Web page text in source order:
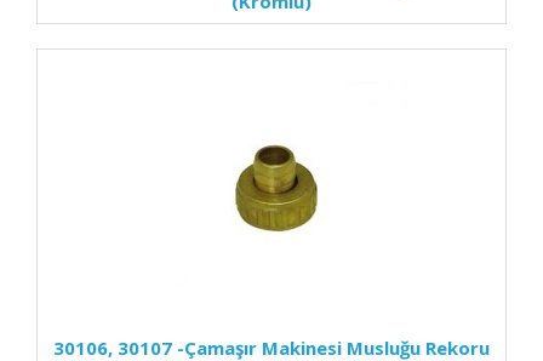
30106, 30107 -Çamaşır Makinesi Musluğu Rekoru